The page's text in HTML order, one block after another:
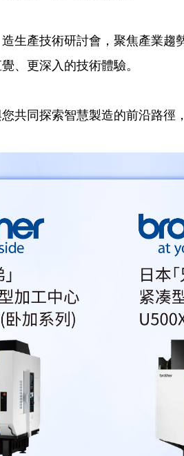
生產技術研討會，聚焦產業
、更深入的技術體驗。
共同探索智慧製造的前沿路